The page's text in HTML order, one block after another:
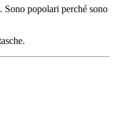
Sono popolari perché sono